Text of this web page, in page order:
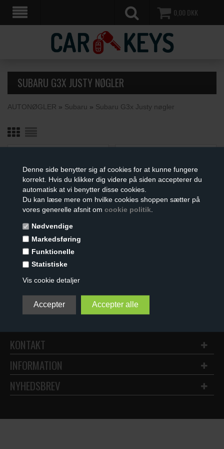
Denne side benytter sig af cookies for at kunne fungere
korrekt. Hvis du klikker dig videre på siden accepterer du
automatisk at vi benytter disse cookies.
Du kan læse mere om hvilke cookies shoppen sætter på
vores generelle afsnit om cookie politik.
Nødvendige
Markedsføring
Funktionelle
Statistiske
Vis cookie detaljer
0,00 DKK
SUBARU G3X JUSTY NØGLER
AUTONØGLER » Subaru » Subaru G3x Justy nøgler
BILNØGLE REPARATIONS
KIT
(2 KNAPPER)
99,00 DKK
BILNØGLE
KONTAKT
INFORMATION
NYHEDSBREV